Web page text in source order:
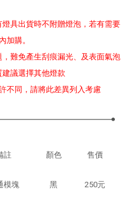
具出貨時不附贈燈泡，若有需要
加購。
難免產生刮痕漏光、及表面氣泡
議選擇其他燈款
不同，請將此差異列入考慮
註 顏色 售價
模塊 黑 250元